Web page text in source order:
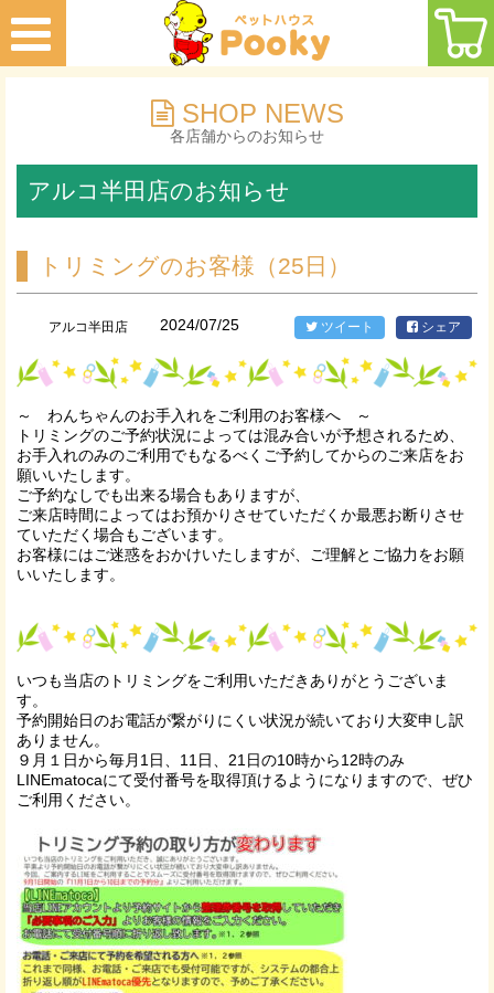
SHOP NEWS
各店舗からのお知らせ
アルコ半田店のお知らせ
トリミングのお客様（25日）
アルコ半田店 2024/07/25 ツイート シェア
～ わんちゃんのお手入れをご利用のお客様へ ～
トリミングのご予約状況によっては混み合いが予想されるため、
お手入れのみのご利用でもなるべくご予約してからのご来店をお
願いいたします。
ご予約なしでも出来る場合もありますが、
ご来店時間によってはお預かりさせていただくか最悪お断りさせ
ていただく場合もございます。
お客様にはご迷惑をおかけいたしますが、ご理解とご協力をお願
いいたします。
いつも当店のトリミングをご利用いただきありがとうございま
す。
予約開始日のお電話が繋がりにくい状況が続いており大変申し訳
ありません。
９月１日から毎月1日、11日、21日の10時から12時のみ
LINEmatocaにて受付番号を取得頂けるようになりますので、ぜひ
ご利用ください。